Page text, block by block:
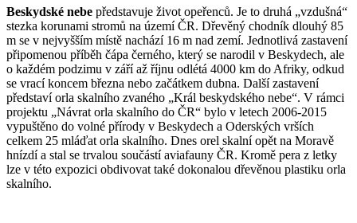
Beskydské nebe představuje život opeřenců. Je to druhá „vzdušná“
stezka korunami stromů na území ČR. Dřevěný chodník dlouhý 85
m se v nejvyšším místě nachází 16 m nad zemí. Jednotlivá zastavení
připomenou příběh čápa černého, který se narodil v Beskydech, ale
o každém podzimu v září až říjnu odlétá 4000 km do Afriky, odkud
se vrací koncem března nebo začátkem dubna. Další zastavení
představí orla skalního zvaného „Král beskydského nebe“. V rámci
projektu „Návrat orla skalního do ČR“ bylo v letech 2006-2015
vypuštěno do volné přírody v Beskydech a Oderských vrších
celkem 25 mláďat orla skalního. Dnes orel skalní opět na Moravě
hnízdí a stal se trvalou součástí aviafauny ČR. Kromě pera z letky
lze v této expozici obdivovat také dokonalou dřevěnou plastiku orla
skalního.